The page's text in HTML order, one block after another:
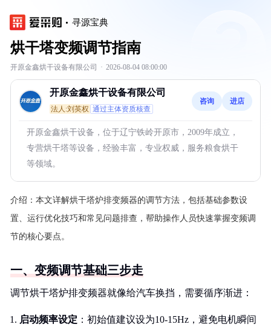
寻源宝典
烘干塔变频调节指南
开原金鑫烘干设备有限公司 · 2026-08-04 08:00:00
开原金鑫烘干设备有限公司
法人:刘英权 通过主体资质核查
咨询 进店
开原金鑫烘干设备，位于辽宁铁岭开原市，2009年成立，
专营烘干塔等设备，经验丰富，专业权威，服务粮食烘干
等领域。
介绍： 本文详解烘干塔炉排变频器的调节方法，包括基础参数设
置、运行优化技巧和常见问题排查，帮助操作人员快速掌握变频调
节的核心要点。
一、变频调节基础三步走
调节烘干塔炉排变频器就像给汽车换挡，需要循序渐进：
启动频率设定 ：初始值建议设为10-15Hz，避免电机瞬间